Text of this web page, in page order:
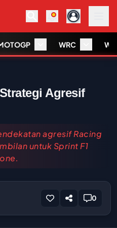
WRC
Agresif
agresif Racing
untuk Sprint F1
0